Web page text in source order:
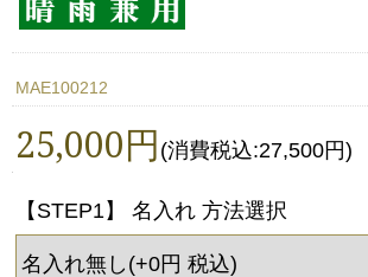
MAE100212
25,000円 (消費税込:27,500円)
【STEP1】 名入れ 方法選択